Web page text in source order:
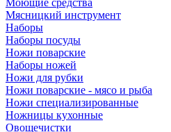
Моющие средства
Мясницкий инструмент
Наборы
Наборы посуды
Ножи поварские
Наборы ножей
Ножи для рубки
Ножи поварские - мясо и рыба
Ножи специализированные
Ножницы кухонные
Овощечистки